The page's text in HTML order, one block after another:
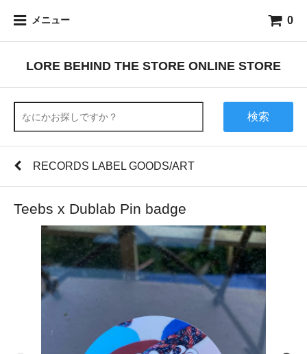
メニュー 0
LORE BEHIND THE STORE ONLINE STORE
検索
RECORDS LABEL GOODS/ART
Teebs x Dublab Pin badge